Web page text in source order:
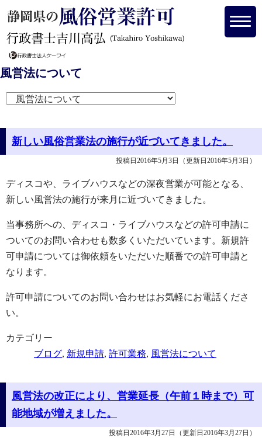
風営法について
新しい風俗営業法の施行が近づいてきました。
投稿日2016年5月3日 （更新日2016年5月3日）
ディスコや、ライブハウスなどの深夜営業が可能となる、
新しい風営法の施行が来月に近づいてきました。
当事務所への、ディスコ・ライブハウスなどの許可申請に
ついてのお問い合わせも数多くいただいています。新規許
可申請については御依頼をいただいた順番での許可申請と
なります。
許可申請についてのお問い合わせはお気軽にお電話くださ
い。
カテゴリー
ブログ, 新規申請, 許可業務, 風営法について
風営法の改正により、営業延長（午前１時まで）可
能地域が増えました。
投稿日2016年3月27日 （更新日2016年3月27日）